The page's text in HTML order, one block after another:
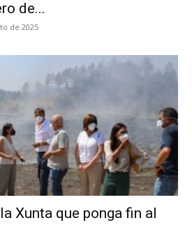
de...
de 2025
Xunta que ponga fin al